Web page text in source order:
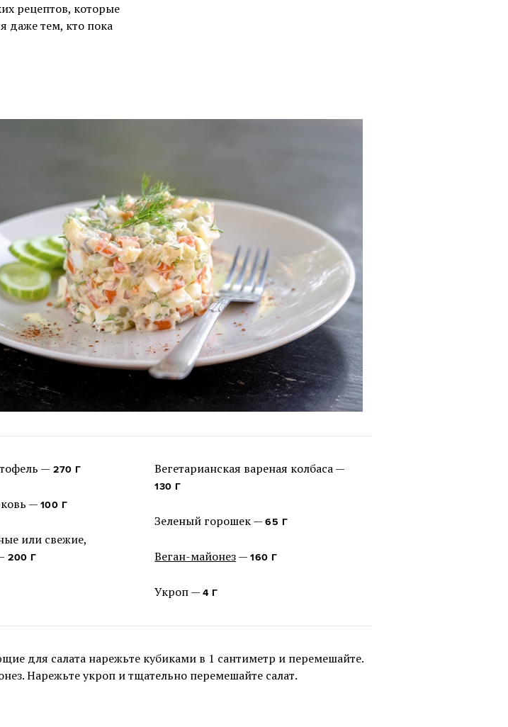
рецептов, которые
даже тем, кто пока
— 270 Г
— 100 Г
или свежие,
200 Г
Вегетарианская вареная колбаса —
130 Г
Зеленый горошек —65 Г
Веган-майонез—160 Г
Укроп —4 Г
для салата нарежьте кубиками в 1 сантиметр и перемешайте.
Нарежьте укроп и тщательно перемешайте салат.